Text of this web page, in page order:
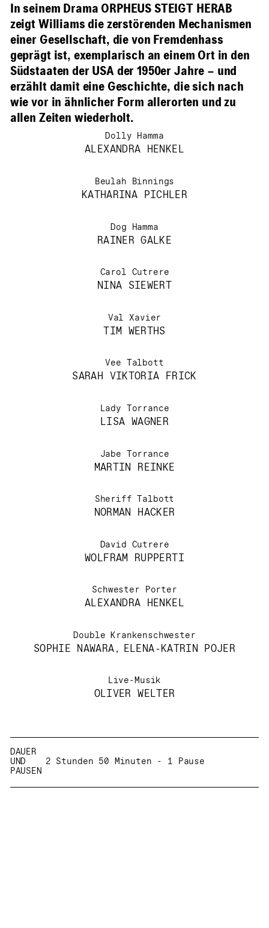
In seinem Drama ORPHEUS STEIGT HERAB
zeigt Williams die zerstörenden Mechanismen
einer Gesellschaft, die von Fremdenhass
geprägt ist, exemplarisch an einem Ort in den
Südstaaten der USA der 1950er Jahre – und
erzählt damit eine Geschichte, die sich nach
wie vor in ähnlicher Form allerorten und zu
allen Zeiten wiederholt.
Dolly Hamma
ALEXANDRA HENKEL
Beulah Binnings
KATHARINA PICHLER
Dog Hamma
RAINER GALKE
Carol Cutrere
NINA SIEWERT
Val Xavier
TIM WERTHS
Vee Talbott
SARAH VIKTORIA FRICK
Lady Torrance
LISA WAGNER
Jabe Torrance
MARTIN REINKE
Sheriff Talbott
NORMAN HACKER
David Cutrere
WOLFRAM RUPPERTI
Schwester Porter
ALEXANDRA HENKEL
Double Krankenschwester
SOPHIE NAWARA , ELENA-KATRIN POJER
Live-Musik
OLIVER WELTER
DAUER
UND
PAUSEN
2 Stunden 50 Minuten - 1 Pause